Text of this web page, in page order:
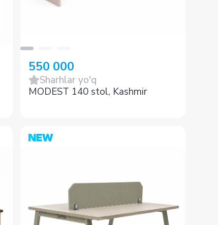
550 000
Sharhlar yo'q
MODEST 140 stol, Kashmir